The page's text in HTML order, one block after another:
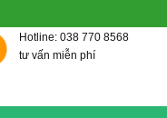
Hotline: 038 770 8568
tư vấn miễn phí